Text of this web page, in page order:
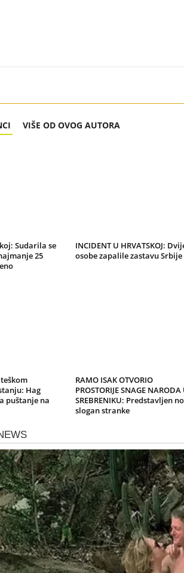
VIŠE OD OVOG AUTORA
Sudarila se
25
INCIDENT U HRVATSKOJ:
osobe zapalile zastavu Srbije
Hag
puštanje na
RAMO ISAK OTVORIO
PROSTORIJE SNAGE NARODA
SREBRENIKU: Predstavljen
slogan stranke